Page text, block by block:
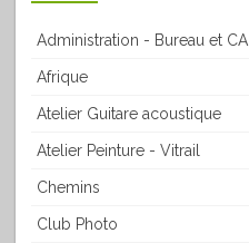
Administration - Bureau et CA
Afrique
Atelier Guitare acoustique
Atelier Peinture - Vitrail
Chemins
Club Photo